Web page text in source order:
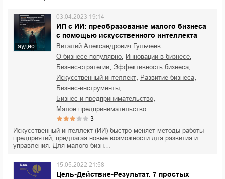
аудио
ИП с ИИ: преобразование малого бизнеса
с помощью искусственного интеллекта
03.04.2023 19:14
Виталий Александрович Гульчеев
о бизнесе популярно
инновации в бизнесе
бизнес-стратегии эффективность бизнеса
искусственный интеллект развитие бизнеса
бизнес-инструменты
бизнес и предпринимательство
малое предпринимательство
3
Искусственный интеллект (ИИ) быстро меняет методы работы
предприятий, предлагая новые возможности для развития и
управления. Для малого бизн…
Цель-Действие-Результат. 7 простых
15.05.2022 21:58